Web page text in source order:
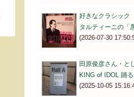
好きなクラシック
タルティーニの「
(2026-07-30
田原俊彦さん・と
KING of IDOL 踊
(2025-10-05